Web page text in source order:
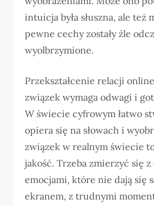
intuicja była słuszna, ale też
pewne cechy zostały źle
wyolbrzymione.
Przekształcenie relacji
związek wymaga odwagi i
W świecie cyfrowym łatwo
opiera się na słowach i
związek w realnym świecie
jakość. Trzeba zmierzyć się
emocjami, które nie dają się
ekranem, z trudnymi